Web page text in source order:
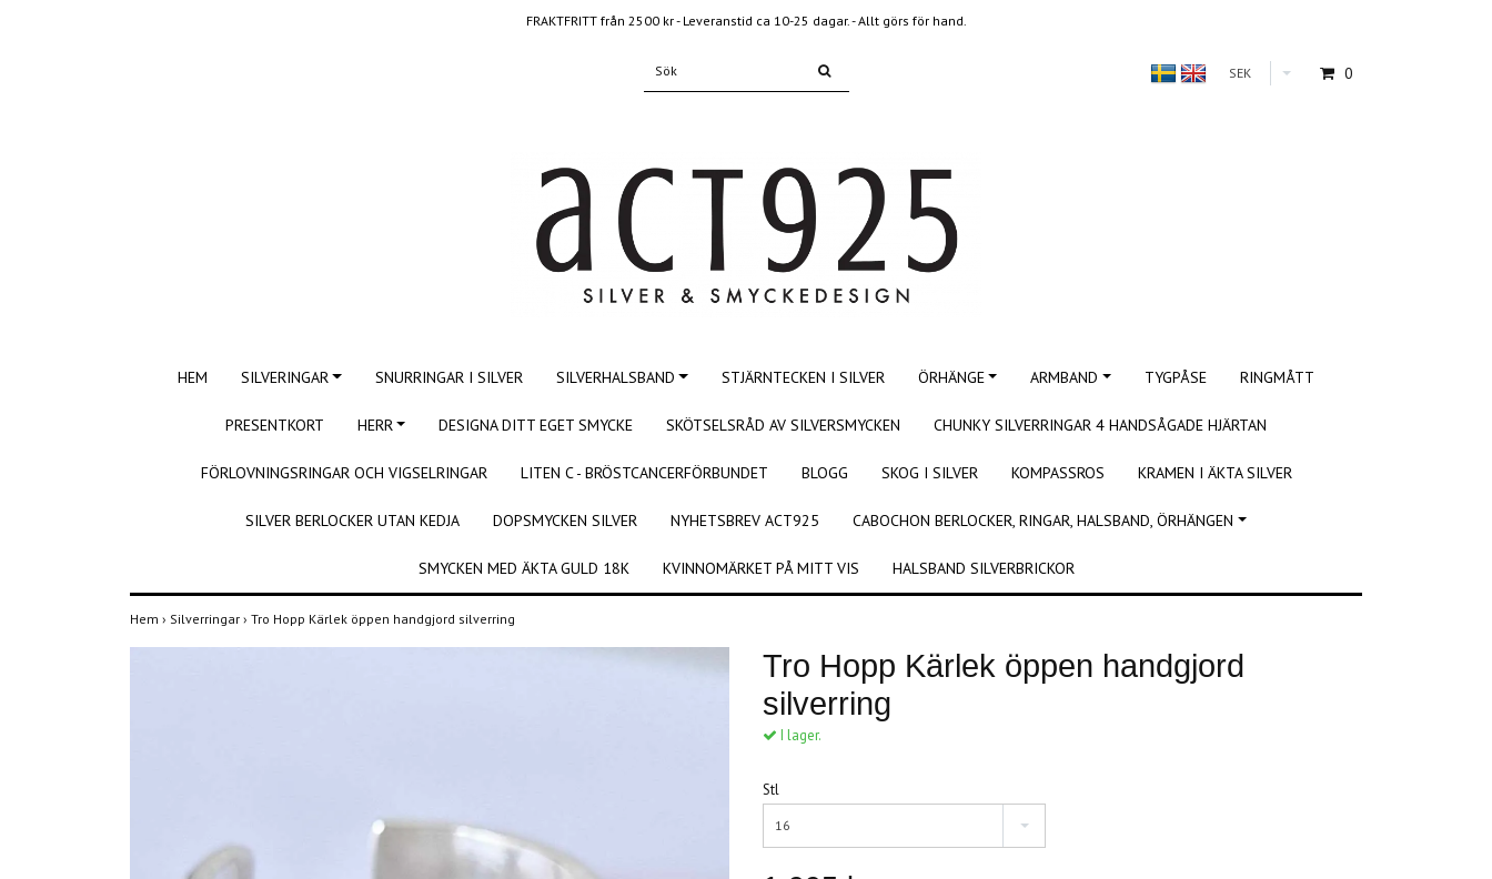
FRAKTFRITT från 2500 kr - Leveranstid ca 10-25 dagar. - Allt görs för hand.
SEK 0
HEM SILVERINGAR SNURRINGAR I SILVER SILVERHALSBAND STJÄRNTECKEN I SILVER ÖRHÄNGE ARMBAND TYGPÅSE RINGMÅTT
PRESENTKORT HERR DESIGNA DITT EGET SMYCKE SKÖTSELSRÅD AV SILVERSMYCKEN CHUNKY SILVERRINGAR 4 HANDSÅGADE HJÄRTAN
FÖRLOVNINGSRINGAR OCH VIGSELRINGAR LITEN C - BRÖSTCANCERFÖRBUNDET BLOGG SKOG I SILVER KOMPASSROS KRAMEN I ÄKTA SILVER
SILVER BERLOCKER UTAN KEDJA DOPSMYCKEN SILVER NYHETSBREV ACT925 CABOCHON BERLOCKER, RINGAR, HALSBAND, ÖRHÄNGEN
SMYCKEN MED ÄKTA GULD 18K KVINNOMÄRKET PÅ MITT VIS HALSBAND SILVERBRICKOR
Hem › Silverringar › Tro Hopp Kärlek öppen handgjord silverring
Tro Hopp Kärlek öppen handgjord
silverring
I lager.
Stl
16